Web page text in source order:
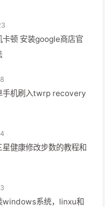
卡顿 安装google商店官
手机刷入twrp recovery
星健康修改步数的教程和
windows系统，linxu和